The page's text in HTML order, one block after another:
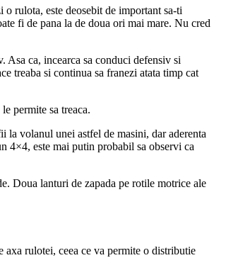
rulota, este deosebit de important sa-ti
fi de pana la de doua ori mai mare. Nu cred
Asa ca, incearca sa conduci defensiv si
treaba si continua sa franezi atata timp cat
permite sa treaca.
la volanul unei astfel de masini, dar aderenta
4×4, este mai putin probabil sa observi ca
Doua lanturi de zapada pe rotile motrice ale
axa rulotei, ceea ce va permite o distributie